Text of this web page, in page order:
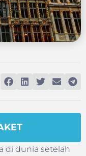
di dunia setelah